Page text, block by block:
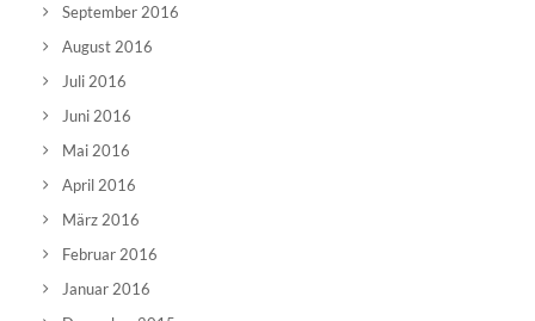
September 2016
August 2016
Juli 2016
Juni 2016
Mai 2016
April 2016
März 2016
Februar 2016
Januar 2016